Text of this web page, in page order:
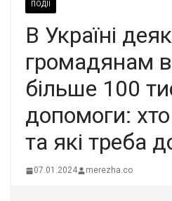
ПОДІЇ
В Україні
громадянам
більше 100
допомоги:
та які треба
07.01.2024 merezha.co